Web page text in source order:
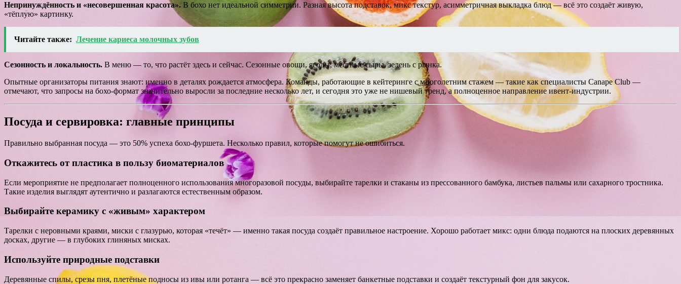
Непринуждённость и «несовершенная красота». В бохо нет идеальной симметрии. Разная высота подставок, микс текстур, асимметричная выкладка блюд — всё это создаёт живую,
«тёплую» картинку.
Читайте также: Лечение кариеса молочных зубов
Сезонность и локальность. В меню — то, что растёт здесь и сейчас. Сезонные овощи, ягоды, местные сыры, зелень с рынка.
Опытные организаторы питания знают: именно в деталях рождается атмосфера. Команды, работающие в кейтеринге с многолетним стажем — такие как специалисты Canape Club —
отмечают, что запросы на бохо-формат значительно выросли за последние несколько лет, и сегодня это уже не нишевый тренд, а полноценное направление ивент-индустрии.
Посуда и сервировка: главные принципы
Правильно выбранная посуда — это 50% успеха бохо-фуршета. Несколько правил, которые помогут не ошибиться.
Откажитесь от пластика в пользу биоматериалов
Если мероприятие не предполагает полноценного использования многоразовой посуды, выбирайте тарелки и стаканы из прессованного бамбука, листьев пальмы или сахарного тростника.
Такие изделия выглядят аутентично и разлагаются естественным образом.
Выбирайте керамику с «живым» характером
Тарелки с неровными краями, миски с глазурью, которая «течёт» — именно такая посуда создаёт правильное настроение. Хорошо работает микс: одни блюда подаются на плоских деревянных
досках, другие — в глубоких глиняных мисках.
Используйте природные подставки
Деревянные спилы, срезы пня, плетёные подносы из ивы или ротанга — всё это прекрасно заменяет банкетные подставки и создаёт текстурный фон для закусок.